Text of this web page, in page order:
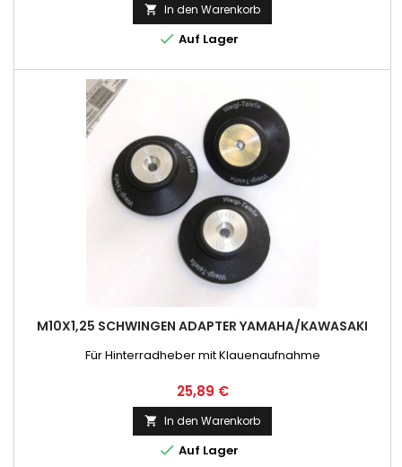
 In den Warenkorb
 Auf Lager
M10X1,25 SCHWINGEN ADAPTER YAMAHA/KAWASAKI
Für Hinterradheber mit Klauenaufnahme
Preis
25,89 €
 In den Warenkorb
 Auf Lager